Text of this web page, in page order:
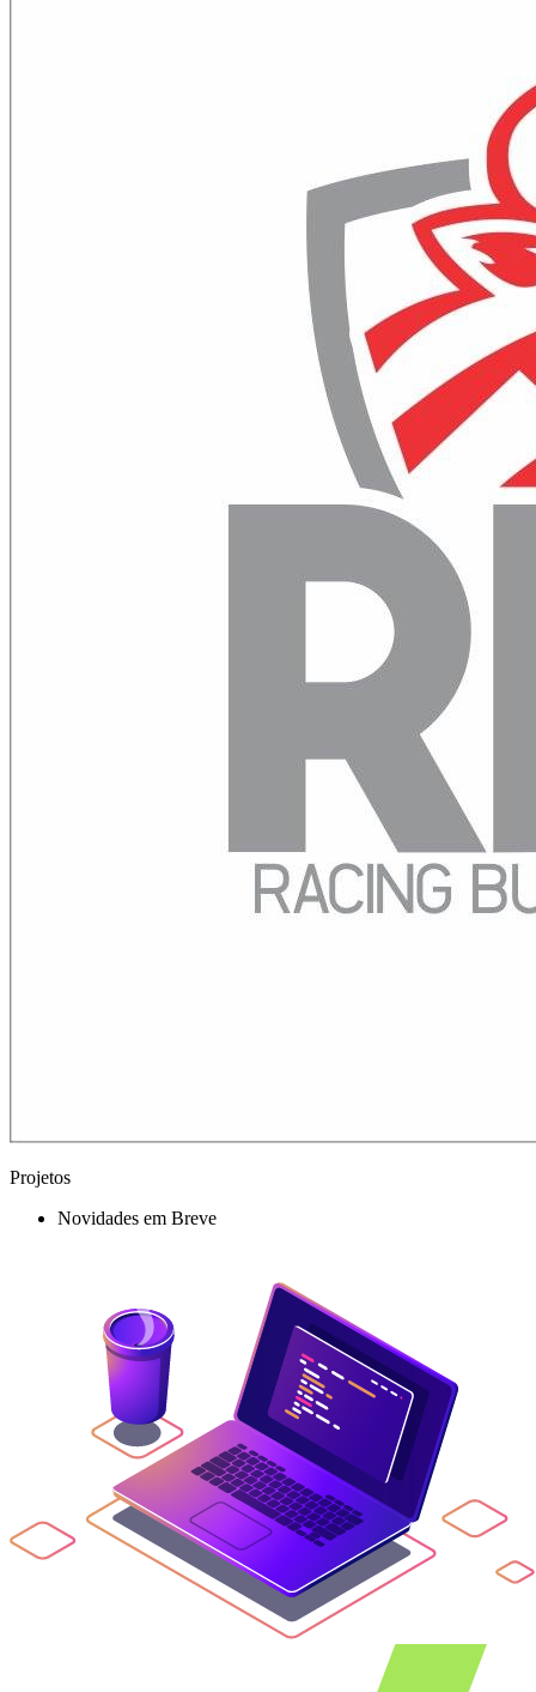
Projetos
Novidades em Breve